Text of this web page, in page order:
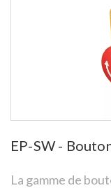
EP-SW -
La gamme de